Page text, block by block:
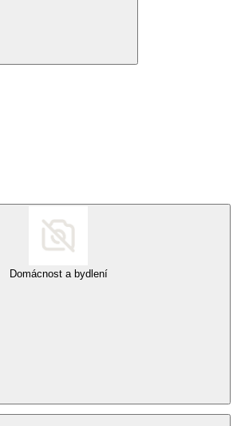
Domácnost a bydlení